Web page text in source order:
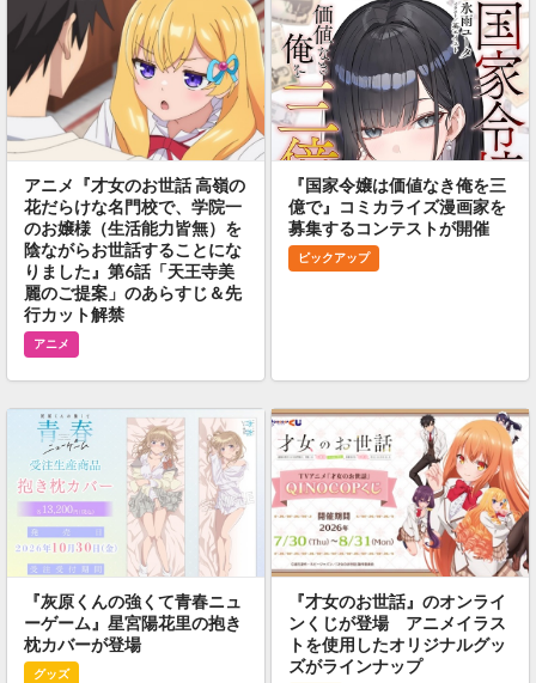
アニメ『才女のお世話 高嶺の
花だらけな名門校で、学院一
のお嬢様（生活能力皆無）を
陰ながらお世話することにな
りました』第6話「天王寺美
麗のご提案」のあらすじ＆先
行カット解禁
アニメ
『国家令嬢は価値なき俺を三
億で』コミカライズ漫画家を
募集するコンテストが開催
ピックアップ
『灰原くんの強くて青春ニュ
ーゲーム』星宮陽花里の抱き
枕カバーが登場
グッズ
『才女のお世話』のオンライ
ンくじが登場 アニメイラス
トを使用したオリジナルグッ
ズがラインナップ